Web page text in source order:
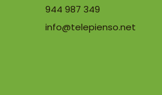
944 987 349
info@telepienso.net